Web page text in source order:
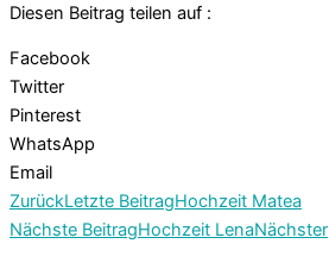
Diesen Beitrag teilen auf :
Facebook
Twitter
Pinterest
WhatsApp
Email
ZurückLetzte BeitragHochzeit Matea
Nächste BeitragHochzeit LenaNächster